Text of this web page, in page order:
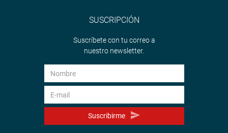
SUSCRIPCIÓN
Suscríbete con tu correo a
nuestro newsletter.
Suscribirme